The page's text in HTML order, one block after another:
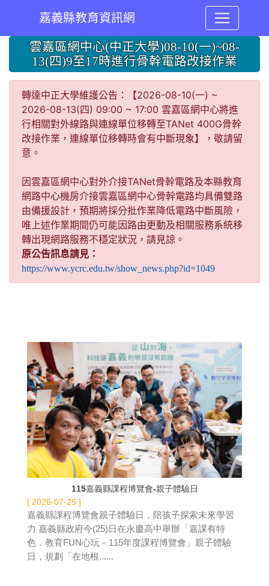
嘉義縣教育資訊網
:::
雲嘉區網中心(中正大學)08-10(一)~08-
13(四)9至17時進行骨幹電路改接作業
轉達中正大學維護公告：【2026-08-10(一) ~
2026-08-13(四) 09:00 ~ 17:00 雲嘉區網中心將進
行相關對外線路與連線單位移轉至TANet 400G骨幹
改接作業，連線單位移轉時會有中斷現象】，敬請留
意。
因雲嘉區網中心對外介接TANet骨幹電路及本縣教育
網路中心機房介接雲嘉區網中心骨幹電路均具備雙路
由備援設計，預期將採分批作業降低電路中斷風險，
唯上述作業期間仍可能因路由更動及相關服務系統移
轉出現網路服務不穩定狀況，請見諒。
原公告訊息請見：
https://www.ycrc.edu.tw/show_news.php?id=1049